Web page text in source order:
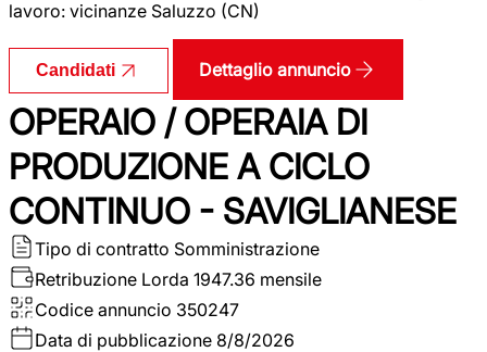
lavoro: vicinanze Saluzzo (CN)
Candidati Dettaglio annuncio
OPERAIO / OPERAIA DI
PRODUZIONE A CICLO
CONTINUO - SAVIGLIANESE
Tipo di contratto Somministrazione
Retribuzione Lorda 1947.36 mensile
Codice annuncio 350247
Data di pubblicazione 8/8/2026